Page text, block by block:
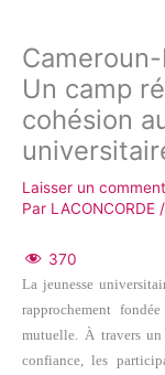
Un camp
cohésion
Laisser un
Par LACONCORDE /
370
La jeunesse
rapprochement
mutuelle. À travers
confiance, les